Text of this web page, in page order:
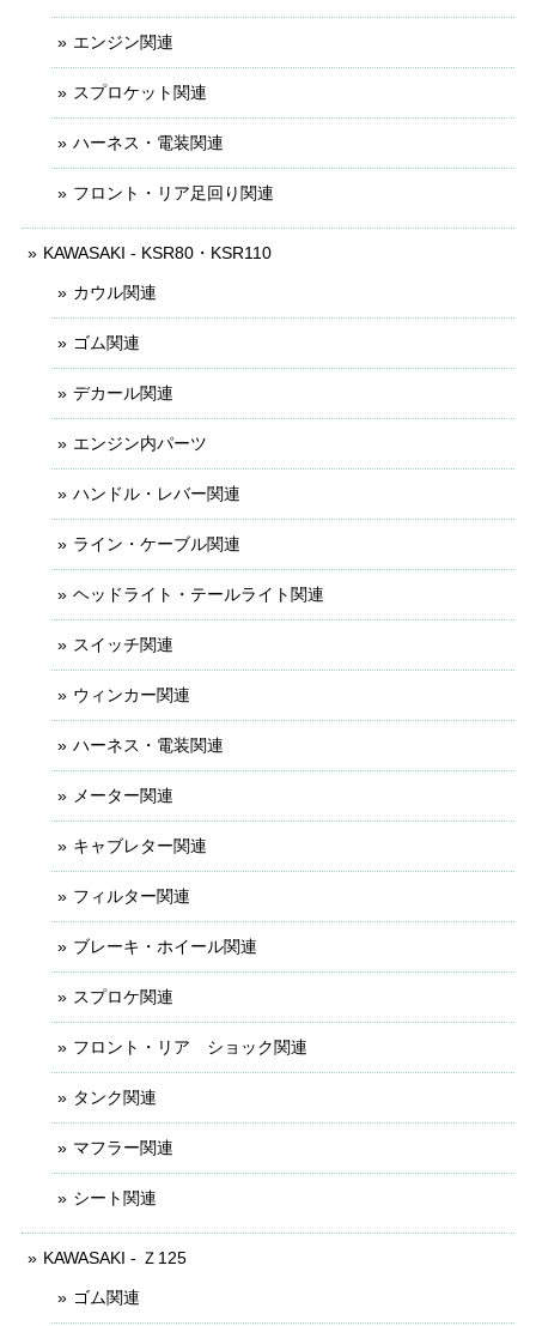
エンジン関連
スプロケット関連
ハーネス・電装関連
フロント・リア足回り関連
KAWASAKI - KSR80・KSR110
カウル関連
ゴム関連
デカール関連
エンジン内パーツ
ハンドル・レバー関連
ライン・ケーブル関連
ヘッドライト・テールライト関連
スイッチ関連
ウィンカー関連
ハーネス・電装関連
メーター関連
キャブレター関連
フィルター関連
ブレーキ・ホイール関連
スプロケ関連
フロント・リア ショック関連
タンク関連
マフラー関連
シート関連
KAWASAKI - Ｚ125
ゴム関連